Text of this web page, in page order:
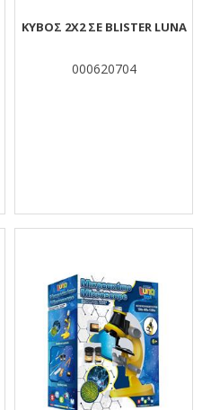
ΚΥΒΟΣ 2Χ2 ΣΕ BLISTER LUNA
000620704